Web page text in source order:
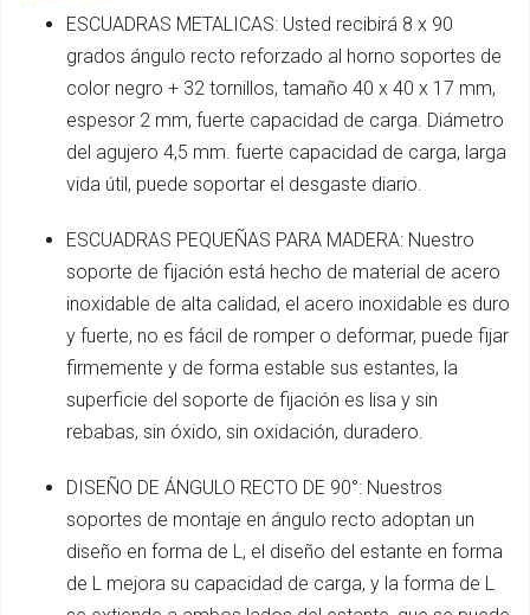
ESCUADRAS METALICAS: Usted recibirá 8 x 90
grados ángulo recto reforzado al horno soportes de
color negro + 32 tornillos, tamaño 40 x 40 x 17 mm,
espesor 2 mm, fuerte capacidad de carga. Diámetro
del agujero 4,5 mm. fuerte capacidad de carga, larga
vida útil, puede soportar el desgaste diario.
ESCUADRAS PEQUEÑAS PARA MADERA: Nuestro
soporte de fijación está hecho de material de acero
inoxidable de alta calidad, el acero inoxidable es duro
y fuerte, no es fácil de romper o deformar, puede fijar
firmemente y de forma estable sus estantes, la
superficie del soporte de fijación es lisa y sin
rebabas, sin óxido, sin oxidación, duradero.
DISEÑO DE ÁNGULO RECTO DE 90°: Nuestros
soportes de montaje en ángulo recto adoptan un
diseño en forma de L, el diseño del estante en forma
de L mejora su capacidad de carga, y la forma de L